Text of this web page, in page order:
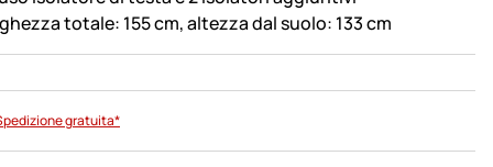
totale: 155 cm, altezza dal suolo: 133 cm
gratuita*